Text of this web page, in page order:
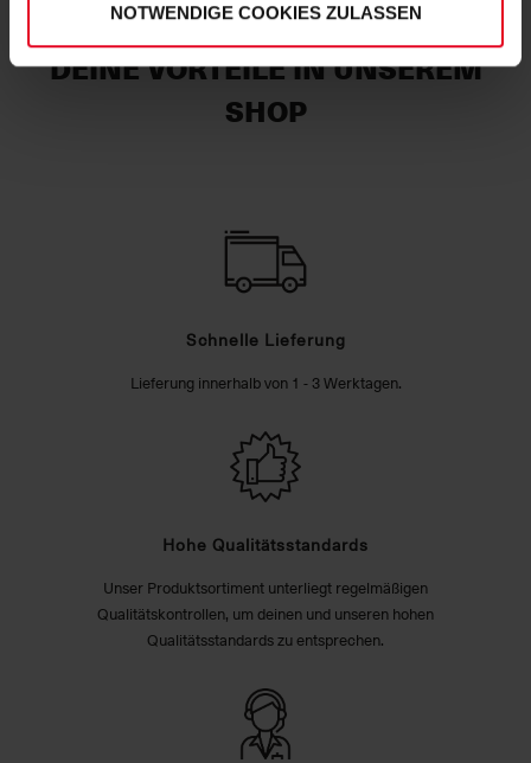
NOTWENDIGE COOKIES ZULASSEN
DEINE VORTEILE IN UNSEREM
SHOP
Schnelle Lieferung
Lieferung innerhalb von 1 - 3 Werktagen.
Hohe Qualitätsstandards
Unser Produktsortiment unterliegt regelmäßigen
Qualitätskontrollen, um deinen und unseren hohen
Qualitätsstandards zu entsprechen.